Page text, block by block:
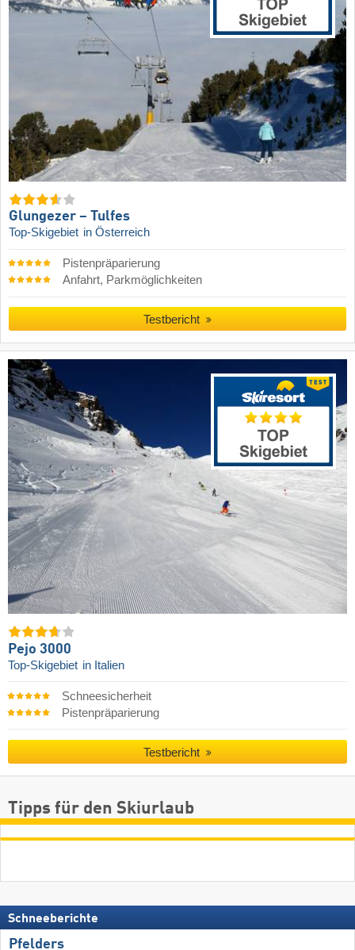
Glungezer – Tulfes
Top-Skigebiet in Österreich
Pistenpräparierung
Anfahrt, Parkmöglichkeiten
Testbericht
Pejo 3000
Top-Skigebiet in Italien
Schneesicherheit
Pistenpräparierung
Testbericht
Tipps für den Skiurlaub
Schneeberichte
Pfelders